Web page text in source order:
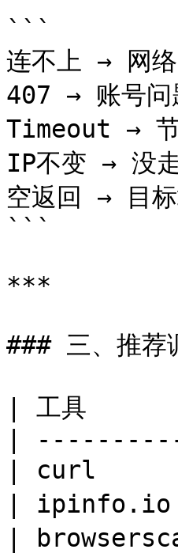
```
连不上 → 网
407 → 账号问
Timeout →
IP不变 → 没
空返回 → 目
```
***
### 三、推荐
| 工具
|
| curl
|
|